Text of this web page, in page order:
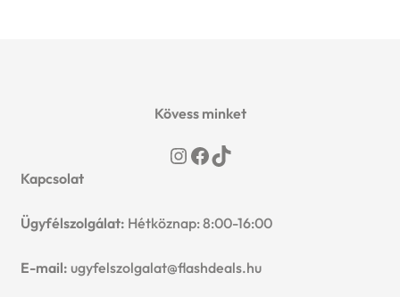
Kövess minket
Instagram
Facebook
TikTok
Kapcsolat
Ügyfélszolgálat: Hétköznap: 8:00-16:00
E-mail: ugyfelszolgalat@flashdeals.hu